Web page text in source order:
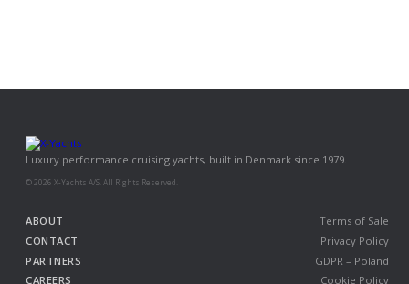
Luxury performance cruising yachts, built in Denmark since 1979.
© 2026 X-Yachts A/S. All Rights Reserved.
ABOUT
CONTACT
PARTNERS
CAREERS
Terms of Sale
Privacy Policy
GDPR – Poland
Cookie Policy